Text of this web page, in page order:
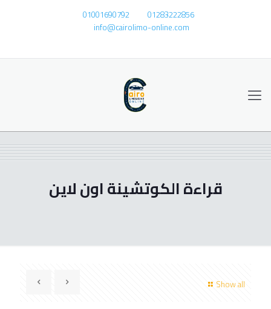
01001690792
01283222856
info@cairolimo-online.com
قراءة الكوتشينة اون لاين
Show all